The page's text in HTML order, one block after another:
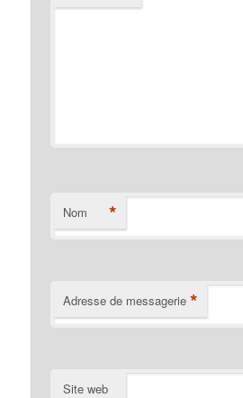
Nom *
Adresse de messagerie *
Site web